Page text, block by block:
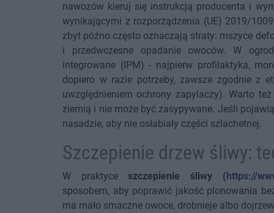
nawozów kieruj się instrukcją producenta i
wynikającymi z rozporządzenia (UE) 2019/
zbyt późno często oznaczają straty: mszyce
i przedwczesne opadanie owoców. W
integrowane (IPM) - najpierw profilaktyka,
dopiero w razie potrzeby, zawsze zgodnie z
uwzględnieniem ochrony zapylaczy). Warto
ziemią i nie może być zasypywane. Jeśli
nasadzie, aby nie osłabiały części szlachetnej.
Szczepienie drzew śliwy:
W praktyceszczepienie śliwy (https://
sposobem, aby poprawić jakość plonowania
ma mało smaczne owoce, drobnieje albo